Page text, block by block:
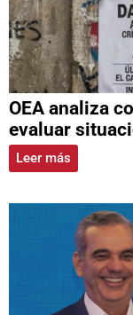
OEA analiza
evaluar
Leer más